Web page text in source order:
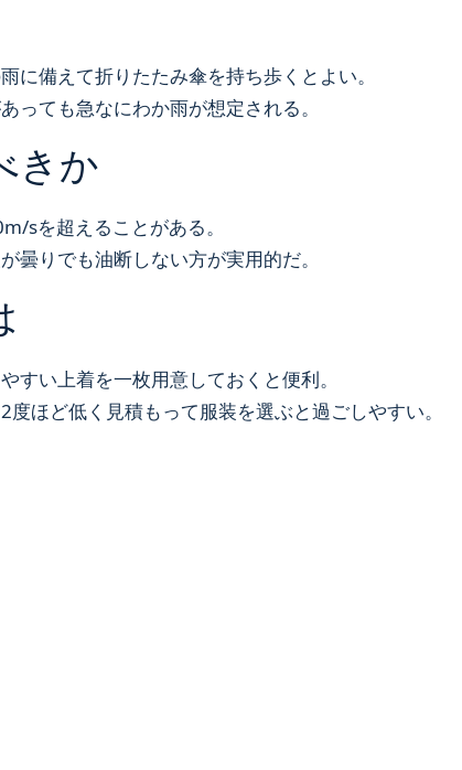
に備えて折りたたみ傘を持ち歩くとよい。
っても急なにわか雨が想定される。
きか
sを超えることがある。
曇りでも油断しない方が実用的だ。
すい上着を一枚用意しておくと便利。
ほど低く見積もって服装を選ぶと過ごしやすい。